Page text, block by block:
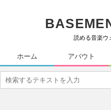
読める音楽ウ
ホーム アバウト